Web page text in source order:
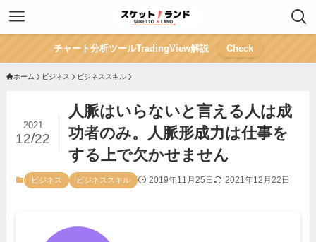
チャート分析ツールTradingView解説 Check
ホーム ビジネス ビジネススキル
人脈はいらないと言える人は成
功者のみ。人脈形成力は仕事を
する上で欠かせません
2021
12/22
ビジネス ビジネススキル 2019年11月25日 2021年12月22日